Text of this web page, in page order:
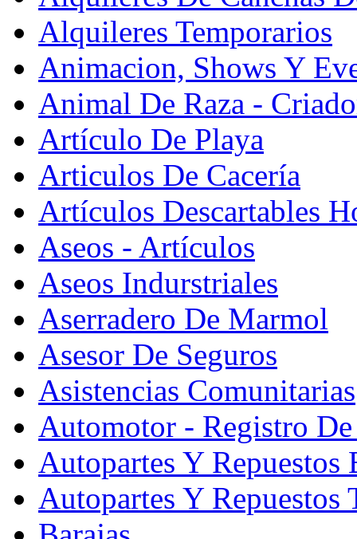
Alquileres Temporarios
Animacion, Shows Y
Animal De Raza -
Artículo De Playa
Articulos De Cacería
Artículos Descartables
Aseos - Artículos
Aseos Indurstriales
Aserradero De Marmol
Asesor De Seguros
Asistencias Comunitarias
Automotor - Registro
Autopartes Y Repuestos
Autopartes Y Repuestos